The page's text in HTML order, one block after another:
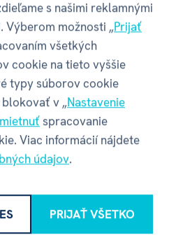
18+
60 mm
s našimi reklamnými
Výberom možnosti „Prijať
všetkých
cookie na tieto vyššie
typy súborov cookie
v „Nastavenie
spracovanie
Viac informácií nájdete
údajov.
PRIJAŤ VŠETKO